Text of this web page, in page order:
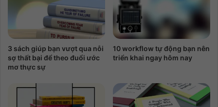
3 sách giúp bạn vượt qua nỗi
sợ thất bại để theo đuổi ước
mơ thực sự
10 workflow tự động bạn nên
triển khai ngay hôm nay